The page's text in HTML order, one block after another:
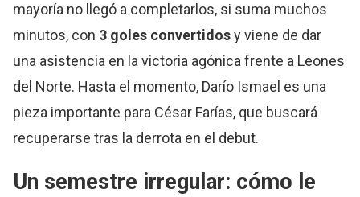
mayoría no llegó a completarlos, si suma muchos
minutos, con 3 goles convertidosy viene de dar
una asistencia en la victoria agónica frente a Leones
del Norte. Hasta el momento, Darío Ismael es una
pieza importante para César Farías, que buscará
recuperarse tras la derrota en el debut.
Un semestre irregular: cómo le